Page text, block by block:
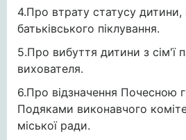
4.Про втрату статусу дитини,
батьківського піклування.
5.Про вибуття дитини з сім'ї
вихователя.
6.Про відзначення Почесною
Подяками виконавчого
міської ради.